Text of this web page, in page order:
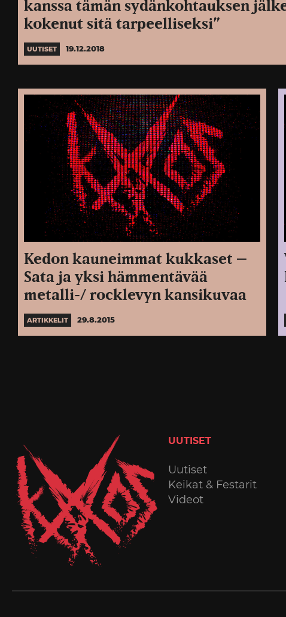
kanssa tämän sydänkohtauksen
kokenut sitä tarpeelliseksi”
UUTISET 19.12.2018
Kedon kauneimmat kukkaset –
Sata ja yksi hämmentävää
metalli-/ rocklevyn kansikuvaa
ARTIKKELIT 29.8.2015
UUTISET
Uutiset
Keikat & Festarit
Videot